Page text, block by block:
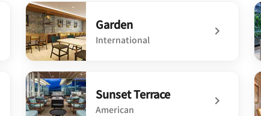
Garden
International
undefined Garden
Sunset Terrace
American